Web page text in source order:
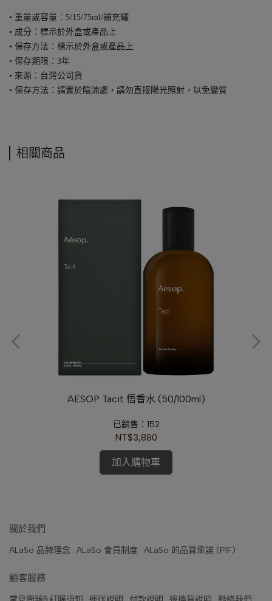
• 重量或容量︰5/15/75ml/補充罐
• 成分︰標示於外盒或產品上
• 保存方法︰標示於外盒或產品上
• 保存期限︰3年
• 來源︰台灣公司貨
• 保存方法：請置於陰涼處，請勿直接陽光照射，以免變質
相關商品
AESOP Tacit 悟香水 (50/100ml)
已銷售：152
NT$3,880
加入購物車
關於我們
ALaSo 品牌理念 ALaSo 會員制度 ALaSo 的品質承諾 (PIF)
顧客服務